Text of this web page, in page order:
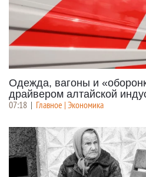
Одежда, вагоны и
драйвером алтайской
07:18 Главное | Экономика